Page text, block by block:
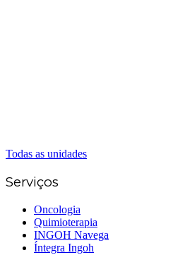
Todas as unidades
Serviços
Oncologia
Quimioterapia
INGOH Navega
Íntegra Ingoh